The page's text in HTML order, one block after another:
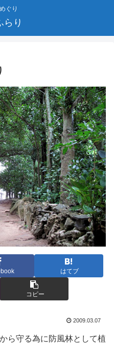
ぐり
らり
はてブ
コピー
2009.03.07
ら守る為に防風林として植